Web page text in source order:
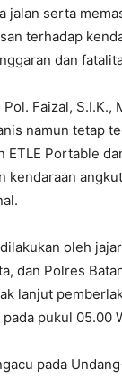
jalan serta
terhadap
dan
Faizal, S.I.K.,
namun tetap
ETLE Portable
kendaraan
oleh
dan Polres
lanjut
pukul 05.00
pada